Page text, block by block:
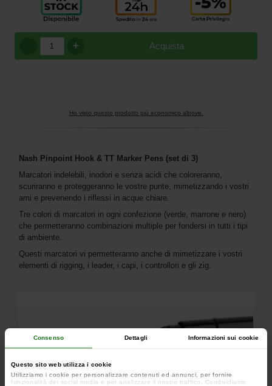
Consenso Dettagli Informazioni sui cookie
Questo sito web utilizza i cookie
Utilizziamo i cookie per personalizzare contenuti ed annunci, per fornire
funzionalità dei social media e per analizzare il nostro traffico. Condividiamo
Acquista
+
Ho visto questo prodotto più economico altrove.
Nash Pinpoint Hook & TT Marker Pens (set di 3)
Marcatori indelebili, inodori e senza acidi che coloreranno,
scuriranno e proteggeranno le vostre punte, mimetizzando i vostri
ami e prevenendo i riflessi in acque chiare.
Tre colori di marcatori in ogni confezione (verde, marrone e nero)
che permetteranno combinazioni multiple per fondersi in tutti i tipi
di ambiente.
Questi marcatori vi permetteranno anche di mimetizzare i vostri
elementi di rigging, i leader, i capi, i controllori e gli zig.